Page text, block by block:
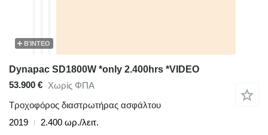
ΒΊΝΤΕΟ
Dynapac SD1800W *only 2.400hrs *VIDEO
53.900 € Χωρίς ΦΠΑ
Τροχοφόρος διαστρωτήρας ασφάλτου
2019
2.400 ωρ./λειτ.